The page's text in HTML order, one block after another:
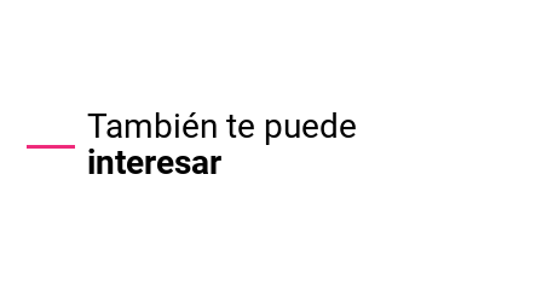
También te puede
interesar